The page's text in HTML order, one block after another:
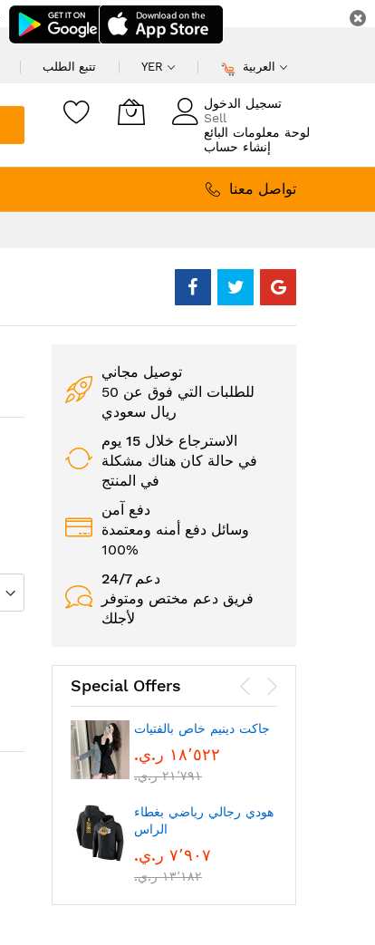
تتبع الطلب YER العربية
تسجيل الدخول
Sell
لوحة معلومات البائع
إنشاء حساب
تواصل معنا
توصيل مجاني
للطلبات التي فوق عن 50
ريال سعودي
الاسترجاع خلال 15 يوم
في حالة كان هناك مشكلة
في المنتج
دفع آمن
وسائل دفع أمنه ومعتمدة
100%
24/7 دعم
فريق دعم مختص ومتوفر
لأجلك
Special Offers
جاكت دينيم خاص بالفتيات
١٨٬٥٢٢ ر.ي.‏
٢١٬٧٩١ ر.ي.‏
هودي رجالي رياضي بغطاء
الراس
٧٬٩٠٧ ر.ي.‏
١٣٬١٨٢ ر.ي.‏